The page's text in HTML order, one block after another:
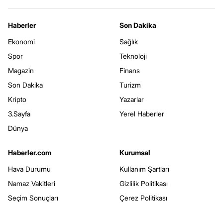
Haberler
Ekonomi
Spor
Magazin
Son Dakika
Kripto
3.Sayfa
Dünya
Son Dakika
Sağlık
Teknoloji
Finans
Turizm
Yazarlar
Yerel Haberler
Haberler.com
Hava Durumu
Namaz Vakitleri
Seçim Sonuçları
Kurumsal
Kullanım Şartları
Gizlilik Politikası
Çerez Politikası